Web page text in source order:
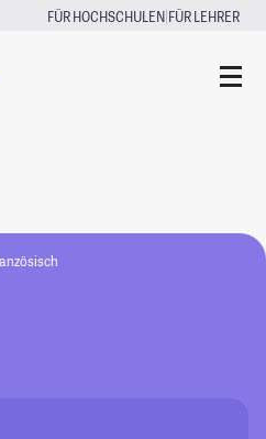
FÜR HOCHSCHULEN|FÜR LEHRER